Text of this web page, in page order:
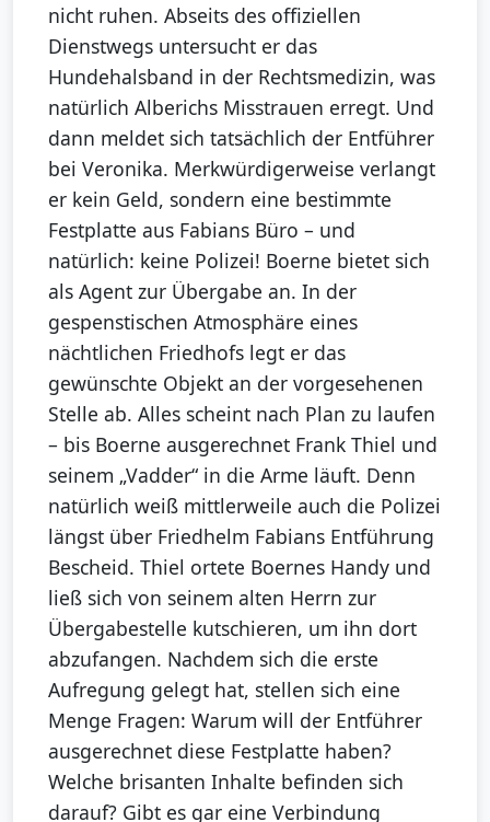
nicht ruhen. Abseits des offiziellen
Dienstwegs untersucht er das
Hundehalsband in der Rechtsmedizin, was
natürlich Alberichs Misstrauen erregt. Und
dann meldet sich tatsächlich der Entführer
bei Veronika. Merkwürdigerweise verlangt
er kein Geld, sondern eine bestimmte
Festplatte aus Fabians Büro – und
natürlich: keine Polizei! Boerne bietet sich
als Agent zur Übergabe an. In der
gespenstischen Atmosphäre eines
nächtlichen Friedhofs legt er das
gewünschte Objekt an der vorgesehenen
Stelle ab. Alles scheint nach Plan zu laufen
– bis Boerne ausgerechnet Frank Thiel und
seinem „Vadder“ in die Arme läuft. Denn
natürlich weiß mittlerweile auch die Polizei
längst über Friedhelm Fabians Entführung
Bescheid. Thiel ortete Boernes Handy und
ließ sich von seinem alten Herrn zur
Übergabestelle kutschieren, um ihn dort
abzufangen. Nachdem sich die erste
Aufregung gelegt hat, stellen sich eine
Menge Fragen: Warum will der Entführer
ausgerechnet diese Festplatte haben?
Welche brisanten Inhalte befinden sich
darauf? Gibt es gar eine Verbindung